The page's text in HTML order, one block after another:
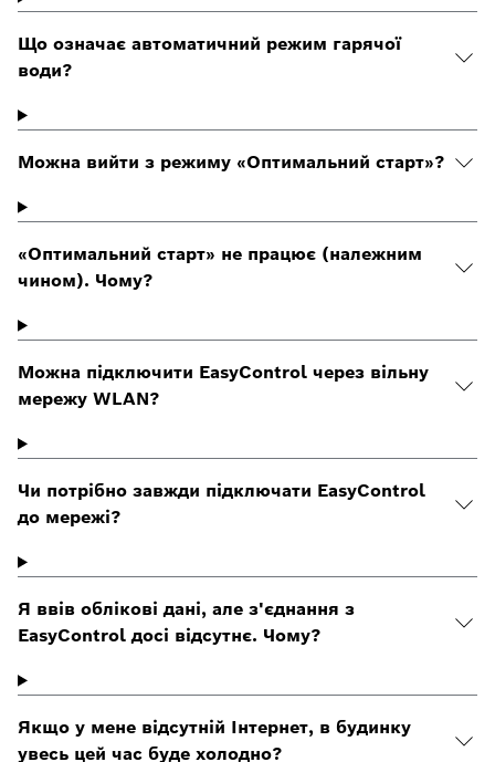
Що означає автоматичний режим гарячої
води?
Можна вийти з режиму «Оптимальний старт»?
«Оптимальний старт» не працює (належним
чином). Чому?
Можна підключити EasyControl через вільну
мережу WLAN?
Чи потрібно завжди підключати EasyControl
до мережі?
Я ввів облікові дані, але з'єднання з
EasyControl досі відсутнє. Чому?
Якщо у мене відсутній Інтернет, в будинку
увесь цей час буде холодно?